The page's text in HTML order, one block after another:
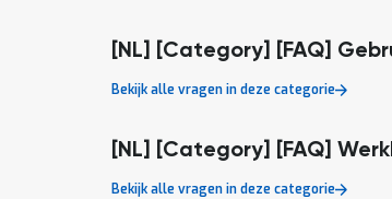
[NL] [Category] [FAQ]
Bekijk alle vragen in deze categorie
[NL] [Category] [FAQ]
Bekijk alle vragen in deze categorie